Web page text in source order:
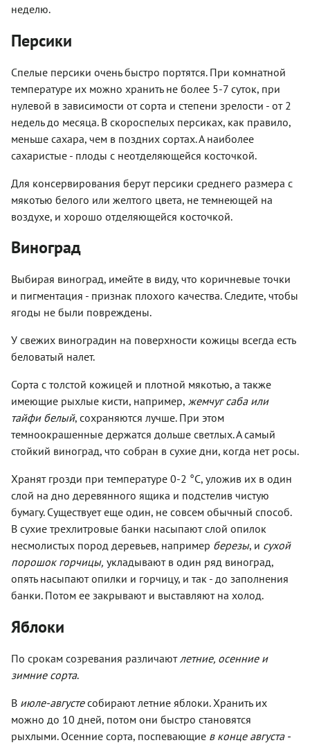
неделю.
Персики
Спелые персики очень быстро портятся. При комнатной
температуре их можно хранить не более 5-7 суток, при
нулевой в зависимости от сорта и степени зрелости - от 2
недель до месяца. В скороспелых персиках, как правило,
меньше сахара, чем в поздних сортах. А наиболее
сахаристые - плоды с неотделяющейся косточкой.
Для консервирования берут персики среднего размера с
мякотью белого или желтого цвета, не темнеющей на
воздухе, и хорошо отделяющейся косточкой.
Виноград
Выбирая виноград, имейте в виду, что коричневые точки
и пигментация - признак плохого качества. Следите, чтобы
ягоды не были повреждены.
У свежих виноградин на поверхности кожицы всегда есть
беловатый налет.
Сорта с толстой кожицей и плотной мякотью, а также
имеющие рыхлые кисти, например, жемчуг саба или
тайфи белый, сохраняются лучше. При этом
темноокрашенные держатся дольше светлых. А самый
стойкий виноград, что собран в сухие дни, когда нет росы.
Хранят грозди при температуре 0-2 °С, уложив их в один
слой на дно деревянного ящика и подстелив чистую
бумагу. Существует еще один, не совсем обычный способ.
В сухие трехлитровые банки насыпают слой опилок
несмолистых пород деревьев, например березы, и сухой
порошок горчицы, укладывают в один ряд виноград,
опять насыпают опилки и горчицу, и так - до заполнения
банки. Потом ее закрывают и выставляют на холод.
Яблоки
По срокам созревания различаютлетние, осенние и
зимние сорта.
В июле-августесобирают летние яблоки. Хранить их
можно до 10 дней, потом они быстро становятся
рыхлыми. Осенние сорта, поспевающие в конце августа -